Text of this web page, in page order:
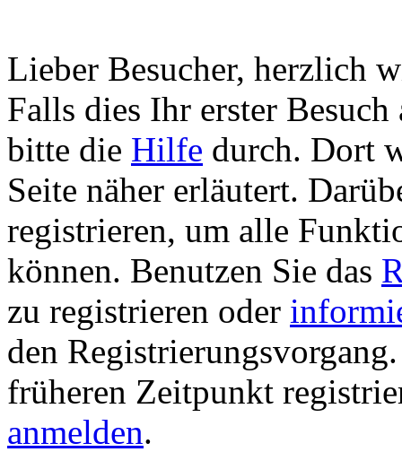
Lieber Besucher, herzlich
Falls dies Ihr erster
bitte die Hilfe durch. Dort
Seite näher erläutert.
registrieren, um alle
können. Benutzen Sie das
zu registrieren oder
den
früheren Zeitpunkt
anmelden.